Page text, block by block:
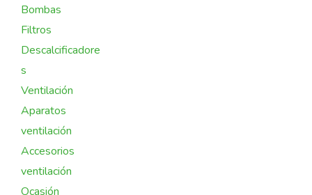
Bombas
Filtros
Descalcificadore
s
Ventilación
Aparatos
ventilación
Accesorios
ventilación
Ocasión